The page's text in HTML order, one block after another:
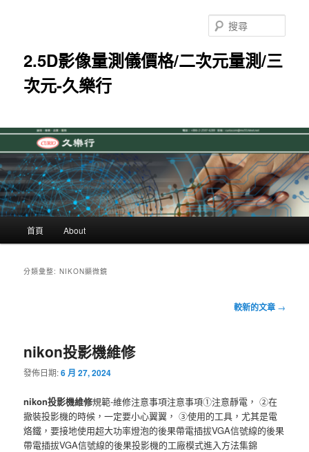
2.5D影像量測儀價格/二次元量測/三
次元-久樂行
尋
首頁 About
分類彙整:NIKON顯微鏡
覽
較新的文章 →
nikon投影機維修
發佈日期:6 月 27, 2024
nikon投影機維修規範-維修注意事項注意事項①注意靜電， ②在
撤裝投影機的時候，一定要小心翼翼， ③使用的工具，尤其是電
烙鐵，要接地使用超大功率燈泡的後果帶電插拔VGA信號線的後果
帶電插拔VGA信號線的後果投影機的工廠模式進入方法集錦